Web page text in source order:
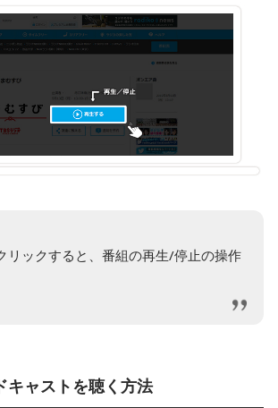
リックすると、番組の再生/停止の操作
ャストを聴く方法